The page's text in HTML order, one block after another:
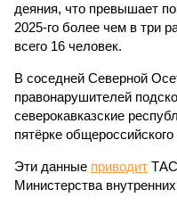
деяния, что превышает
2025-го более чем в три
всего 16 человек.
В соседней Северной
правонарушителей
северокавказские
пятёрке общероссийского
Эти данные приводит
Министерства